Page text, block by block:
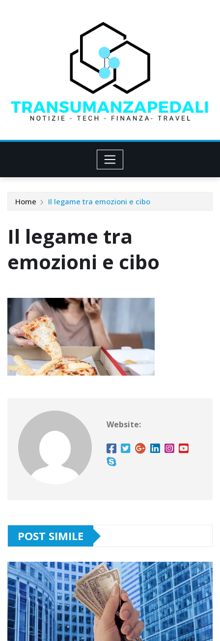
Home Il legame tra emozioni e cibo
Il legame tra
emozioni e cibo
Website:
POST SIMILE